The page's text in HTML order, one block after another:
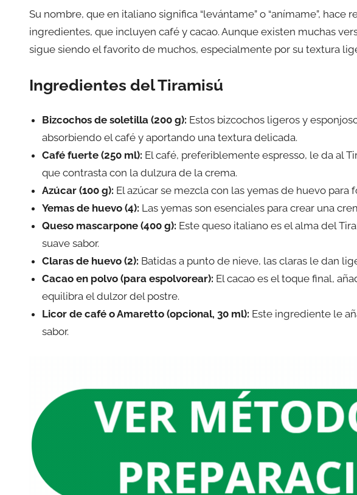
Su nombre, que en italiano significa “levántame” o “anímame”,
ingredientes, que incluyen café y cacao. Aunque existen muchas
sigue siendo el favorito de muchos, especialmente por su textura
Ingredientes del Tiramisú
Bizcochos de soletilla (200 g): Estos bizcochos ligeros y
absorbiendo el café y aportando una textura delicada.
Café fuerte (250 ml): El café, preferiblemente espresso, le da al
que contrasta con la dulzura de la crema.
Azúcar (100 g): El azúcar se mezcla con las yemas de huevo para
Yemas de huevo (4): Las yemas son esenciales para crear una
Queso mascarpone (400 g): Este queso italiano es el alma del
suave sabor.
Claras de huevo (2): Batidas a punto de nieve, las claras le dan
Cacao en polvo (para espolvorear): El cacao es el toque final,
equilibra el dulzor del postre.
Licor de café o Amaretto (opcional, 30 ml): Este ingrediente le
sabor.